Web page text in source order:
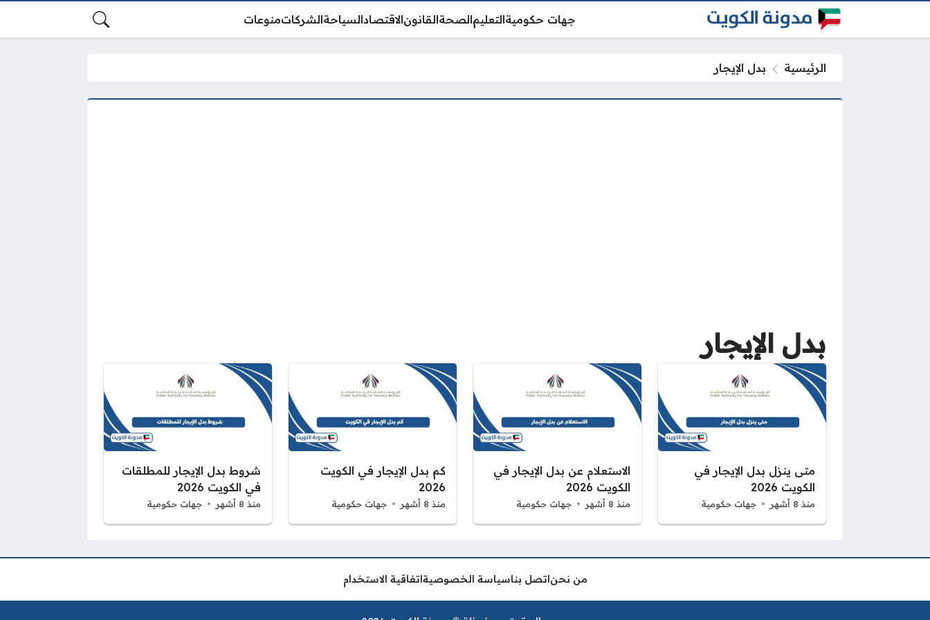
جهات حكوميةالتعليمالصحةالقانونالاقتصادالسياحةالشركاتمنوعات
الرئيسية بدل الإيجار
بدل الإيجار
متى ينزل بدل الإيجار في
الكويت 2026
منذ 8 أشهر جهات حكومية
الاستعلام عن بدل الإيجار في
الكويت 2026
منذ 8 أشهر جهات حكومية
كم بدل الإيجار في الكويت
2026
منذ 8 أشهر جهات حكومية
شروط بدل الإيجار للمطلقات
في الكويت 2026
منذ 8 أشهر جهات حكومية
من نحناتصل بناسياسة الخصوصيةاتفاقية الاستخدام